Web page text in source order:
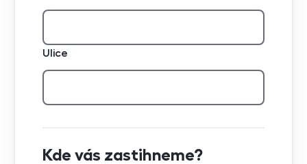
Ulice
Kde vás zastihneme?